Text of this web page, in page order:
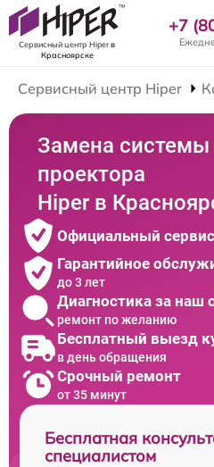
Сервисный центр Hiperв
Красноярске
+7
Сервисный центр Hiper
Замена системы
проектора
Hiper в
Официальный сервис
Гарантийное
до 3 лет
Диагностика за наш
ремонт по желанию
Бесплатный выезд
в день обращения
Срочный ремонт
от 35 минут
Бесплатная
специалистом